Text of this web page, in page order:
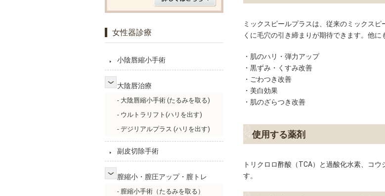
ミックスピールプラスは、従来のミックス
くに毛穴の引き締まりが期待できます。他に
・肌のハリ・弾力アップ
・黒ずみ・くすみ改善
・ごわつき改善
・美白効果
・肌のざらつき改善
使用する薬剤
トリクロロ酢酸（TCA）と過酸化水素、コ
す。
女性器診療
小陰唇縮小手術
大陰唇治療
- 大陰唇縮小手術 (たるみを取る)
- ウルトラリフト(ハリを出す)
- デジリアルプラス (ハリを出す)
副皮切除手術
膣縮小・膣圧アップ・膣トレ
- 膣縮小手術（たるみを取る）